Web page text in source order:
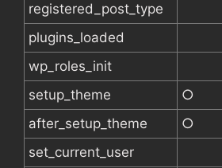
registered_post_type
plugins_loaded
wp_roles_init
setup_theme
○
after_setup_theme
○
set_current_user